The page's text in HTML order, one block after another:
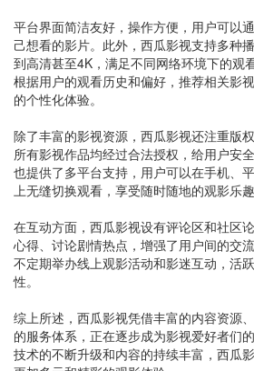
平台界面简洁友好，操作方便，用户可以
己想看的影片。此外，西瓜影视支持多种
到高清甚至4K，满足不同网络环境下的观
根据用户的观看历史和偏好，推荐相关影
的个性化体验。
除了丰富的影视资源，西瓜影视还注重版
所有影视作品均经过合法授权，给用户安
也提供了多平台支持，用户可以在手机、
上无缝切换观看，享受随时随地的观影乐趣
在互动方面，西瓜影视设有评论区和社区
心得、讨论剧情热点，增强了用户间的交
不定期举办线上观影活动和影迷互动，活
性。
综上所述，西瓜影视凭借丰富的内容资源
的服务体系，正在逐步成为影视爱好者们
技术的不断升级和内容的持续丰富，西瓜